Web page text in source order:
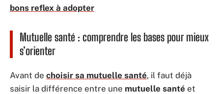
bons reflex à adopter
Mutuelle santé : comprendre les bases pour mieux
s’orienter
Avant de choisir sa mutuelle santé, il faut déjà
saisir la différence entre une mutuelle santé et